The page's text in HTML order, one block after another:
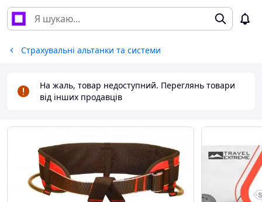
Страхувальні альтанки та системи
На жаль, товар недоступний. Переглянь товари
від інших продавців